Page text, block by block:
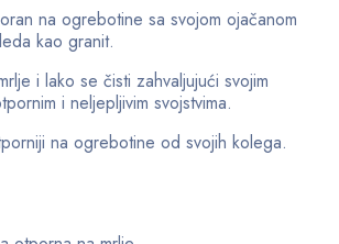
na ogrebotine sa svojom ojačanom
kao granit.
i lako se čisti zahvaljujući svojim
i neljepljivim svojstvima.
na ogrebotine od svojih kolega.